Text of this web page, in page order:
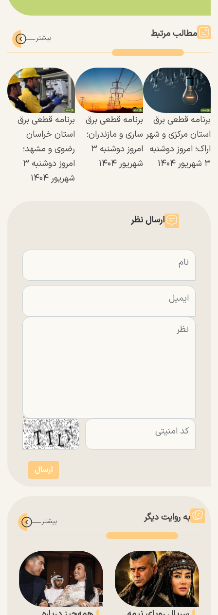
مطالب مرتبط
برنامه قطعی برق
استان مرکزی و شهر
اراک؛ امروز دوشنبه
۳ شهریور ۱۴۰۴
برنامه قطعی برق
ساری و مازندران؛
امروز دوشنبه ۳
شهریور ۱۴۰۴
برنامه قطعی برق
استان خراسان
رضوی و مشهد؛
امروز دوشنبه ۳
شهریور ۱۴۰۴
ارسال نظر
به روایت دیگر